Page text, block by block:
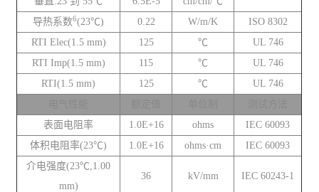
导热系数6(23℃) 0.22 W/m/K
ISO 8302
RTI Elec(1.5 mm)
125 ℃
UL 746
RTI Imp(1.5 mm)
115 ℃
UL 746
RTI(1.5 mm)
125 ℃
UL 746
表面电阻率
1.0E+16 ohms
IEC 60093
体积电阻率(23℃)
1.0E+16 ohms·cm
IEC 60093
介电强度(23℃,1.00
mm)
36 kV/mm IEC 60243-1